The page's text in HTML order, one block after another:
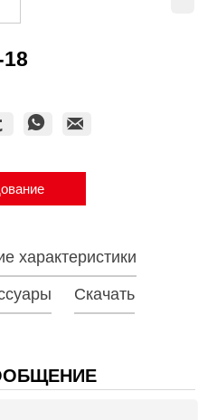
 
характеристики
Скачать
WP-18